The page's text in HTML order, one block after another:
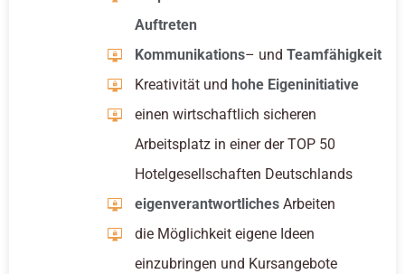
Auftreten
Kommunikations– und Teamfähigkeit
Kreativität und hohe Eigeninitiative
einen wirtschaftlich sicheren
Arbeitsplatz in einer der TOP 50
Hotelgesellschaften Deutschlands
eigenverantwortlichesArbeiten
die Möglichkeit eigene Ideen
einzubringen und Kursangebote